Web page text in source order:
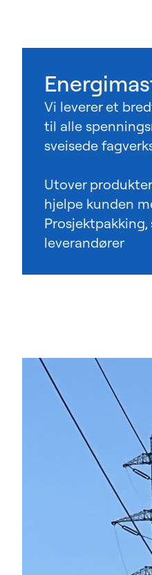
Vi leverer et
til alle
sveisede
Utover
hjelpe kunden
leverandører